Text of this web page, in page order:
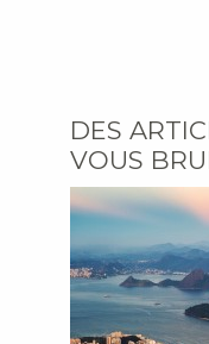
DES
VOUS